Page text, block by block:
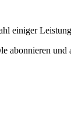
einiger
abonnieren